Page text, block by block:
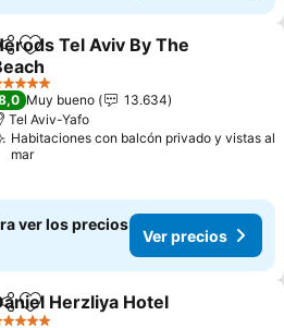
Añadir a favoritos
Tel Aviv By The
Estrellas
Muy bueno
13.634
Tel Aviv-Yafo
Habitaciones con balcón privado y vistas al
mar
ver los precios
Ver precios
Añadir a favoritos
Herzliya Hotel